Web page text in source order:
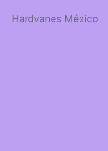
Hardvanes México